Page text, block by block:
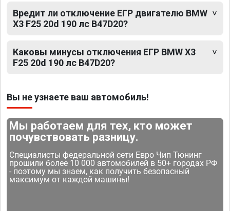
Вредит ли отключение ЕГР двигателю BMW
X3 F25 20d 190 лс B47D20?
Каковы минусы отключения ЕГР BMW X3
F25 20d 190 лс B47D20?
Вы не узнаете ваш автомобиль!
Мы работаем для тех, кто может
почувствовать разницу.
Специалисты федеральной сети Евро Чип Тюнинг
прошили более 10 000 автомобилей в 50+ городах РФ
- поэтому мы знаем, как получить безопасный
максимум от каждой машины!